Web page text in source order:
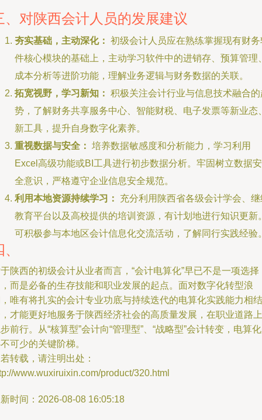
、对陕西会计人员的发展建议
夯实基础，主动深化： 初级会计人员应在熟练掌握现有财务
件核心模块的基础上，主动学习软件中的进销存、预算管理
成本分析等进阶功能，理解业务逻辑与财务数据的关联。
拓宽视野，学习新知： 积极关注会计行业与信息技术融合的
势，了解财务共享服务中心、智能财税、电子发票等新业态
新工具，提升自身数字化素养。
重视数据与安全： 培养数据敏感度和分析能力，学习利用
Excel高级功能或BI工具进行初步数据分析。牢固树立数据安
全意识，严格遵守企业信息安全规范。
利用本地资源持续学习：
充分利用陕西省各级会计学会、继
教育平台以及高校提供的培训资源，有计划地进行知识更新
可积极参与本地区会计信息化交流活动，了解同行实践经验
陕西的初级会计从业者而言，“会计电算化”早已不是一项选择
而是必备的生存技能和职业发展的起点。面对数字化转型浪
唯有将扎实的会计专业功底与持续迭代的电算化实践能力相结
才能更好地服务于陕西经济社会的高质量发展，在职业道路上
前行。从“核算型”会计向“管理型”、“战略型”会计转变，电算
可少的关键阶梯。
转载，请注明出处：
www.wuxiruixin.com/product/320.html
时间：2026-08-08 16:05:18